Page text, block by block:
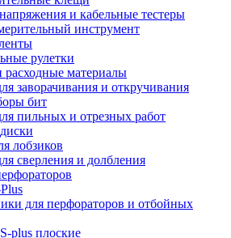
и кабельные тестеры
инструмент
рулетки
расходные материалы
заворачивания и откручивания
бит
пильных и отрезных работ
лобзиков
сверления и долбления
для перфораторов и отбойных
plus плоские